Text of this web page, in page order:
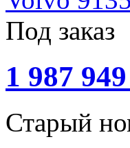
Под заказ
1 987
Старый